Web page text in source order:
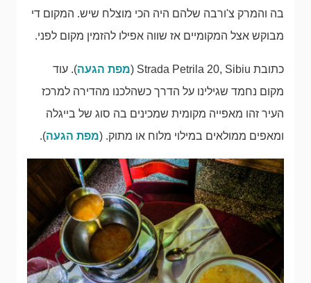
בה והמרק צ'ורבה שלהם היה הכי מוצלח שיש. המקום די
מבוקש אצל המקומיים אז שווה אפילו להזמין מקום לפני.
כתובת Strada Petrila 20, Sibiu ( מפת הגעה). עוד
מקום נחמד שגילינו על הדרך כשהלכנו מהדירה למרכז
העיר זהו מאפייה מקומית שמכינים בה סוג של בייגלה
ומאפים ממולאים במילוי מלוח או מתוק. (מפת הגעה).